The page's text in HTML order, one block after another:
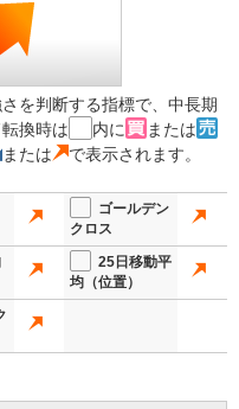
を判断する指標で、中長期
換時は
内に
または
または で表示されます。
ゴールデン
クロス
25日移動平
均（位置）